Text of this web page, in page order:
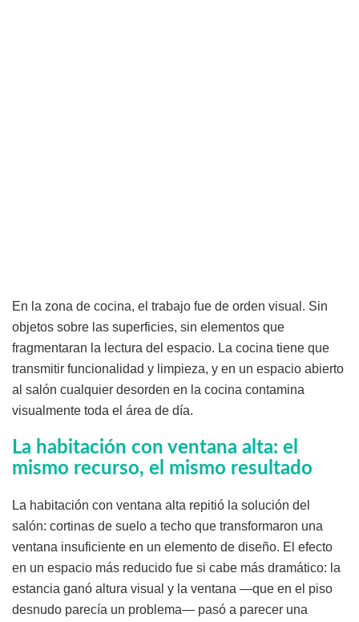
En la zona de cocina, el trabajo fue de orden visual. Sin
objetos sobre las superficies, sin elementos que
fragmentaran la lectura del espacio. La cocina tiene que
transmitir funcionalidad y limpieza, y en un espacio abierto
al salón cualquier desorden en la cocina contamina
visualmente toda el área de día.
La habitación con ventana alta: el
mismo recurso, el mismo resultado
La habitación con ventana alta repitió la solución del
salón: cortinas de suelo a techo que transformaron una
ventana insuficiente en un elemento de diseño. El efecto
en un espacio más reducido fue si cabe más dramático: la
estancia ganó altura visual y la ventana —que en el piso
desnudo parecía un problema— pasó a parecer una